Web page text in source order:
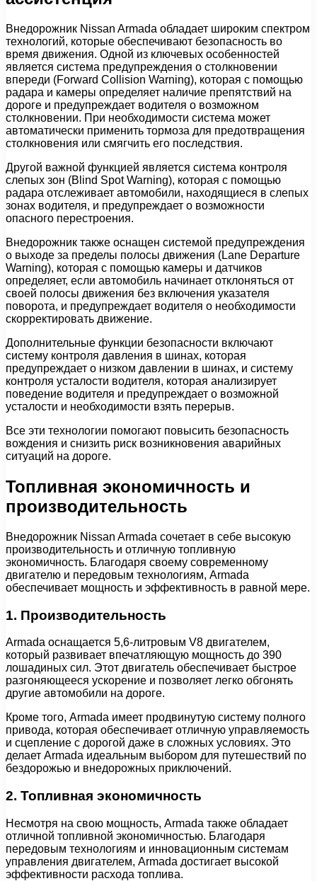
Внедорожник Nissan Armada обладает широким спектром
технологий, которые обеспечивают безопасность во
время движения. Одной из ключевых особенностей
является система предупреждения о столкновении
впереди (Forward Collision Warning), которая с помощью
радара и камеры определяет наличие препятствий на
дороге и предупреждает водителя о возможном
столкновении. При необходимости система может
автоматически применить тормоза для предотвращения
столкновения или смягчить его последствия.
Другой важной функцией является система контроля
слепых зон (Blind Spot Warning), которая с помощью
радара отслеживает автомобили, находящиеся в слепых
зонах водителя, и предупреждает о возможности
опасного перестроения.
Внедорожник также оснащен системой предупреждения
о выходе за пределы полосы движения (Lane Departure
Warning), которая с помощью камеры и датчиков
определяет, если автомобиль начинает отклоняться от
своей полосы движения без включения указателя
поворота, и предупреждает водителя о необходимости
скорректировать движение.
Дополнительные функции безопасности включают
систему контроля давления в шинах, которая
предупреждает о низком давлении в шинах, и систему
контроля усталости водителя, которая анализирует
поведение водителя и предупреждает о возможной
усталости и необходимости взять перерыв.
Все эти технологии помогают повысить безопасность
вождения и снизить риск возникновения аварийных
ситуаций на дороге.
Топливная экономичность и
производительность
Внедорожник Nissan Armada сочетает в себе высокую
производительность и отличную топливную
экономичность. Благодаря своему современному
двигателю и передовым технологиям, Armada
обеспечивает мощность и эффективность в равной мере.
1. Производительность
Armada оснащается 5,6-литровым V8 двигателем,
который развивает впечатляющую мощность до 390
лошадиных сил. Этот двигатель обеспечивает быстрое
разгоняющееся ускорение и позволяет легко обгонять
другие автомобили на дороге.
Кроме того, Armada имеет продвинутую систему полного
привода, которая обеспечивает отличную управляемость
и сцепление с дорогой даже в сложных условиях. Это
делает Armada идеальным выбором для путешествий по
бездорожью и внедорожных приключений.
2. Топливная экономичность
Несмотря на свою мощность, Armada также обладает
отличной топливной экономичностью. Благодаря
передовым технологиям и инновационным системам
управления двигателем, Armada достигает высокой
эффективности расхода топлива.